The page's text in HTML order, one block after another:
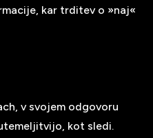
kar trditev o »naj«
v svojem odgovoru
kot sledi.